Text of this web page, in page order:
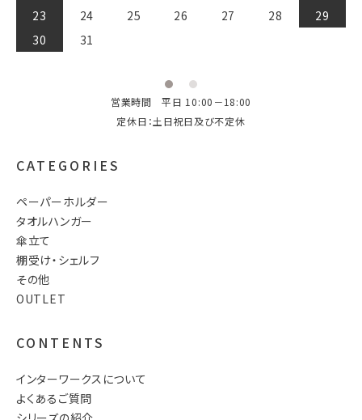
CATEGORIES
ペーパーホルダー
タオルハンガー
傘立て
棚受け・シェルフ
その他
OUTLET
CONTENTS
インターワークスについて
よくあるご質問
27
28 29 30
営業時間 平日 10:00－18:00
定休日：土日祝日及び不定休